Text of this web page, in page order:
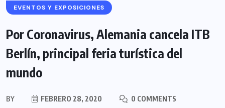
EVENTOS Y EXPOSICIONES
Por Coronavirus, Alemania cancela ITB
Berlín, principal feria turística del
mundo
BY FEBRERO 28, 2020
0 COMMENTS